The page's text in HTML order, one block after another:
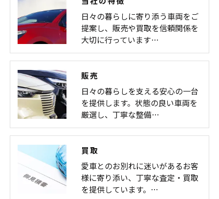
日々の暮らしに寄り添う車両をご
提案し、販売や買取を信頼関係を
大切に行っています…
販売
日々の暮らしを支える安心の一台
を提供します。状態の良い車両を
厳選し、丁寧な整備…
買取
愛車とのお別れに迷いがあるお客
様に寄り添い、丁寧な査定・買取
を提供しています。…